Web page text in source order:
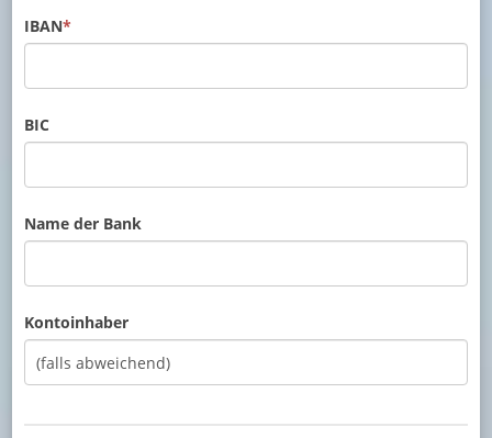
IBAN*
BIC
Name der Bank
Kontoinhaber